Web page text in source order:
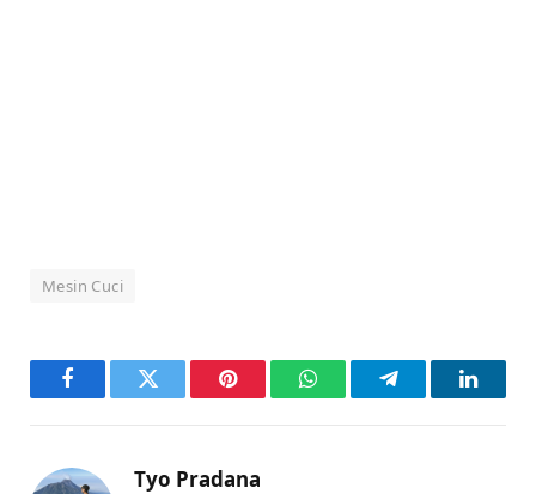
Mesin Cuci
FacebookTwitter Pinterest WhatsAppTelegram
Tyo Pradana